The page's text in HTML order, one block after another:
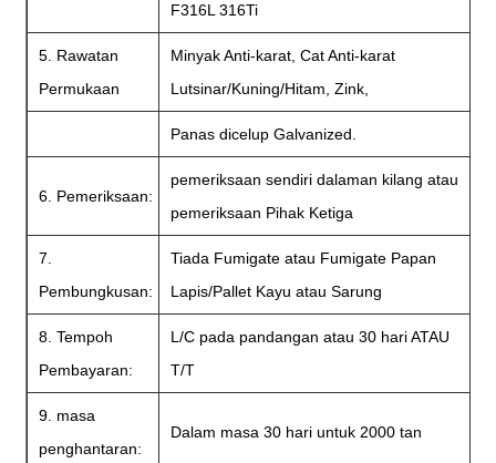
F316L 316Ti
5. Rawatan
Permukaan
Minyak Anti-karat, Cat Anti-karat
Lutsinar/Kuning/Hitam, Zink,
Panas dicelup Galvanized.
6. Pemeriksaan:
pemeriksaan sendiri dalaman kilang atau
pemeriksaan Pihak Ketiga
7.
Pembungkusan:
Tiada Fumigate atau Fumigate Papan
Lapis/Pallet Kayu atau Sarung
8. Tempoh
Pembayaran:
L/C pada pandangan atau 30 hari ATAU
T/T
9. masa
penghantaran:
Dalam masa 30 hari untuk 2000 tan